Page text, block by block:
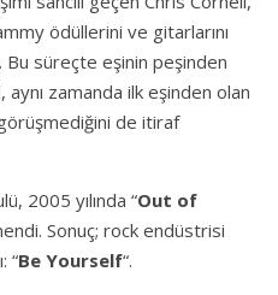
ödüllerini ve gitarlarını
Bu süreçte eşinin peşinden
zamanda ilk eşinden olan
de itiraf
2005 yılında “Out of
Sonuç; rock endüstrisi
“Be Yourself“.